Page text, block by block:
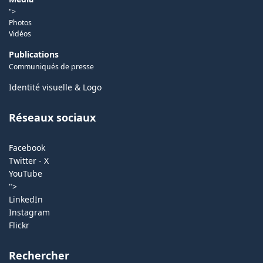
">
Photos
Vidéos
Publications
Communiqués de presse
Identité visuelle & Logo
Réseaux sociaux
Facebook
Twitter - X
YouTube
">
LinkedIn
Instagram
Flickr
Rechercher